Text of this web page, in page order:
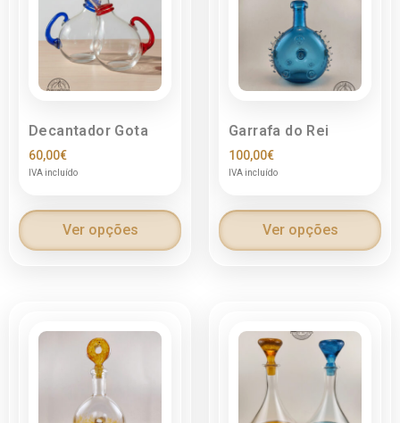
Decantador Gota
60,00€
IVA incluído
Ver opções
Garrafa do Rei
100,00€
IVA incluído
Ver opções